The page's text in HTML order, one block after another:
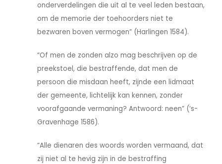
onderverdelingen die uit al te veel leden bestaan,
om de memorie der toehoorders niet te
bezwaren boven vermogen” (Harlingen 1584).
“Of men de zonden alzo mag beschrijven op de
preekstoel, die bestraffende, dat men de
persoon die misdaan heeft, zijnde een lidmaat
der gemeente, lichtelijk kan kennen, zonder
voorafgaande vermaning? Antwoord: neen” (’s-
Gravenhage 1586).
“Alle dienaren des woords worden vermaand, dat
zij niet al te hevig zijn in de bestraffing